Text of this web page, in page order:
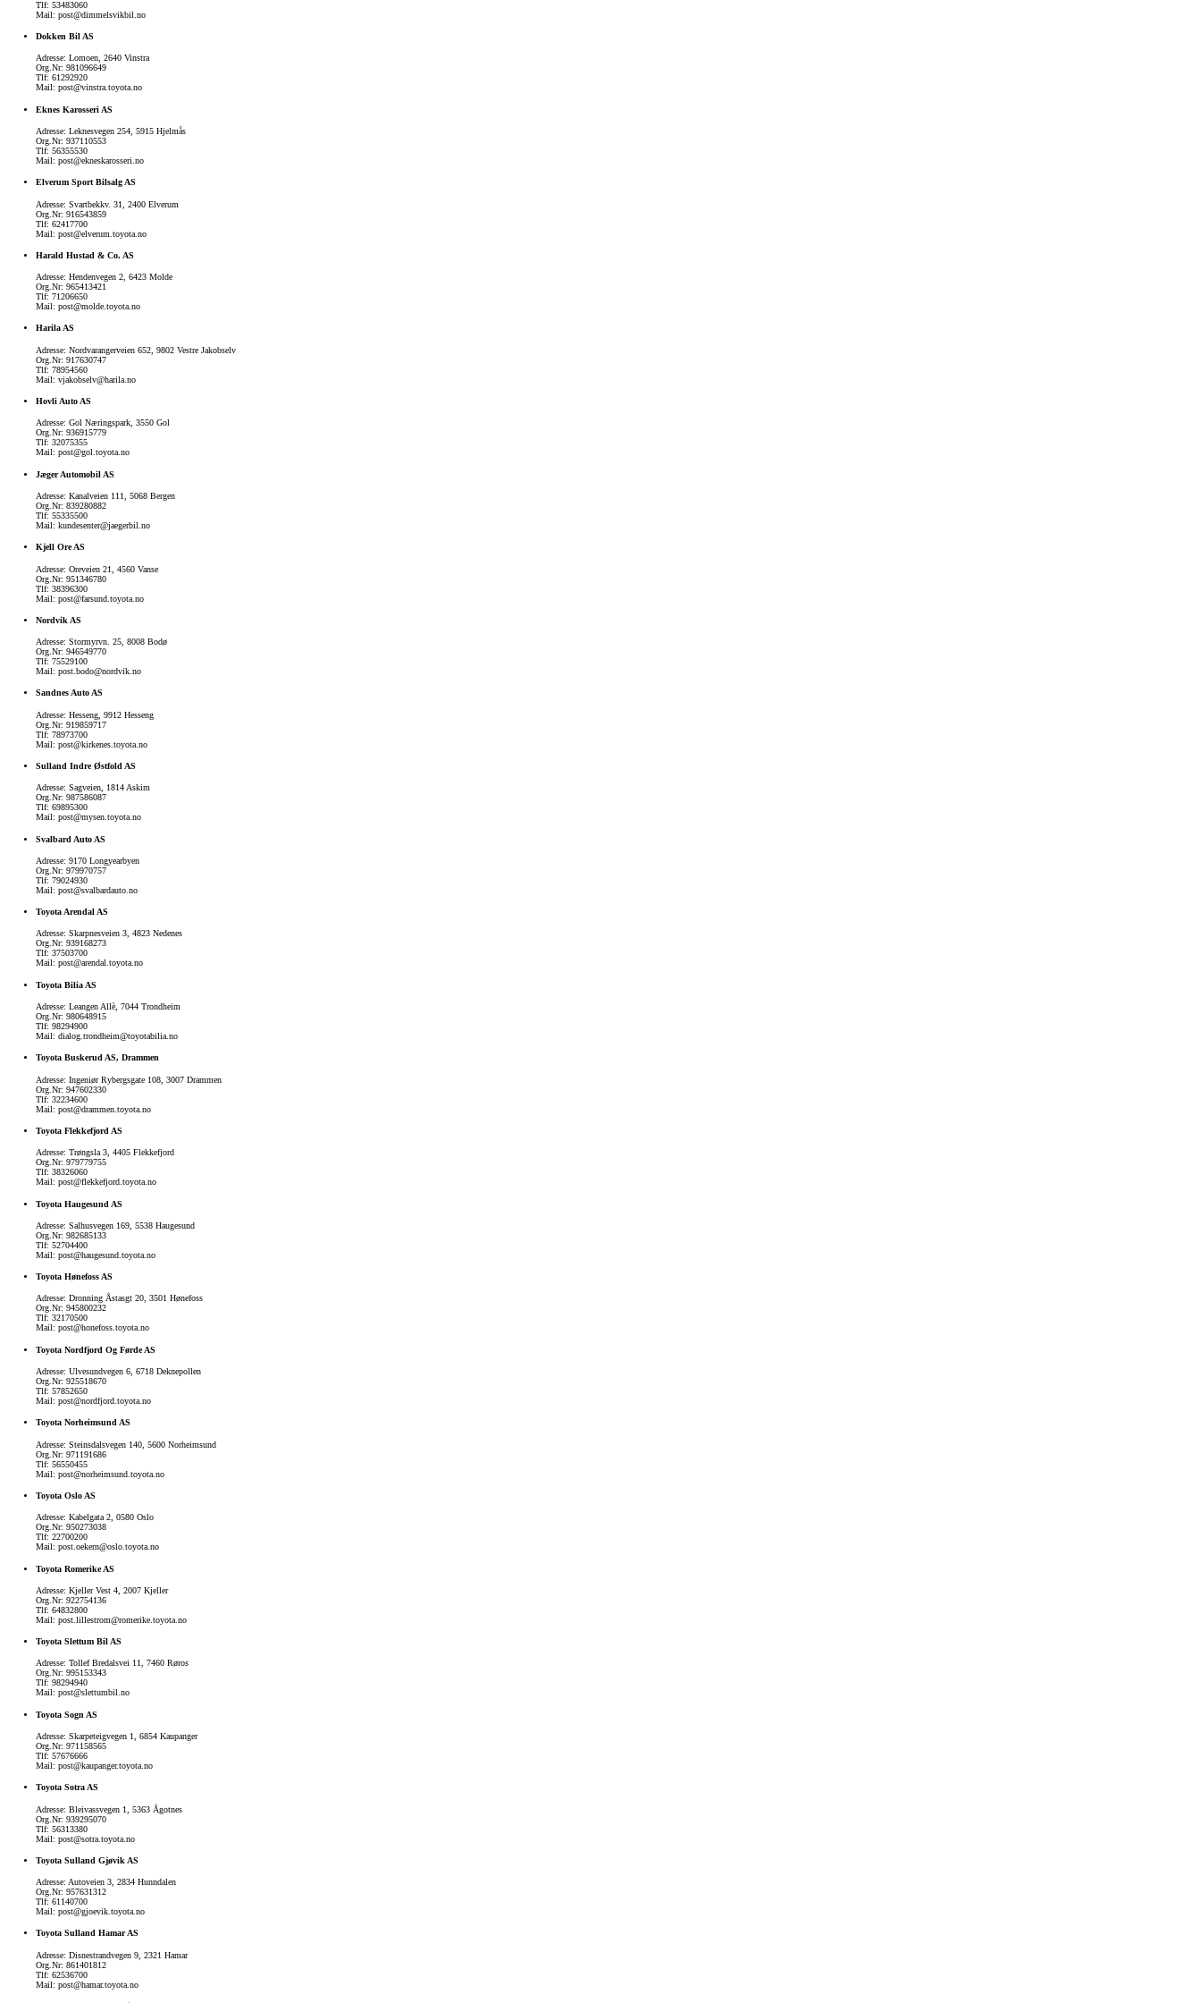
Proace Verso
ELEKTRISK
Tlf: 53483060
Mail: post@dimmelsvikbil.no
Dokken Bil AS
Adresse: Lomoen, 2640 Vinstra
Org.Nr: 981096649
Tlf: 61292920
Mail: post@vinstra.toyota.no
Eknes Karosseri AS
Adresse: Leknesvegen 254, 5915 Hjelmås
Org.Nr: 937110553
Tlf: 56355530
Mail: post@ekneskarosseri.no
Elverum Sport Bilsalg AS
Adresse: Svartbekkv. 31, 2400 Elverum
Org.Nr: 916543859
Tlf: 62417700
Mail: post@elverum.toyota.no
Harald Hustad & Co. AS
Adresse: Hendenvegen 2, 6423 Molde
Org.Nr: 965413421
Tlf: 71206650
Mail: post@molde.toyota.no
Harila AS
Adresse: Nordvarangerveien 652, 9802 Vestre Jakobselv
Org.Nr: 917630747
Tlf: 78954560
Mail: vjakobselv@harila.no
Hovli Auto AS
Adresse: Gol Næringspark, 3550 Gol
Org.Nr: 936915779
Tlf: 32075355
Mail: post@gol.toyota.no
Jæger Automobil AS
Adresse: Kanalveien 111, 5068 Bergen
Org.Nr: 839280882
Tlf: 55335500
Mail: kundesenter@jaegerbil.no
Kjell Ore AS
Adresse: Oreveien 21, 4560 Vanse
Org.Nr: 951346780
Tlf: 38396300
Mail: post@farsund.toyota.no
Nordvik AS
Adresse: Stormyrvn. 25, 8008 Bodø
Org.Nr: 946549770
Tlf: 75529100
Mail: post.bodo@nordvik.no
Sandnes Auto AS
Adresse: Hesseng, 9912 Hesseng
Org.Nr: 919859717
Tlf: 78973700
Mail: post@kirkenes.toyota.no
Sulland Indre Østfold AS
Adresse: Sagveien, 1814 Askim
Org.Nr: 987586087
Tlf: 69895300
Mail: post@mysen.toyota.no
Svalbard Auto AS
Adresse: 9170 Longyearbyen
Org.Nr: 979970757
Tlf: 79024930
Mail: post@svalbardauto.no
Toyota Arendal AS
Adresse: Skarpnesveien 3, 4823 Nedenes
Org.Nr: 939168273
Tlf: 37503700
Mail: post@arendal.toyota.no
Toyota Bilia AS
Adresse: Leangen Allè, 7044 Trondheim
Org.Nr: 980648915
Tlf: 98294900
Mail: dialog.trondheim@toyotabilia.no
Toyota Buskerud AS, Drammen
Adresse: Ingeniør Rybergsgate 108, 3007 Drammen
Org.Nr: 947602330
Tlf: 32234600
Mail: post@drammen.toyota.no
Toyota Flekkefjord AS
Adresse: Trøngsla 3, 4405 Flekkefjord
Org.Nr: 979779755
Tlf: 38326060
Mail: post@flekkefjord.toyota.no
Toyota Haugesund AS
Adresse: Salhusvegen 169, 5538 Haugesund
Org.Nr: 982685133
Tlf: 52704400
Mail: post@haugesund.toyota.no
Toyota Hønefoss AS
Adresse: Dronning Åstasgt 20, 3501 Hønefoss
Org.Nr: 945800232
Tlf: 32170500
Mail: post@honefoss.toyota.no
Toyota Nordfjord Og Førde AS
Adresse: Ulvesundvegen 6, 6718 Deknepollen
Org.Nr: 925518670
Tlf: 57852650
Mail: post@nordfjord.toyota.no
Toyota Norheimsund AS
Adresse: Steinsdalsvegen 140, 5600 Norheimsund
Org.Nr: 971191686
Tlf: 56550455
Mail: post@norheimsund.toyota.no
Toyota Oslo AS
Adresse: Kabelgata 2, 0580 Oslo
Org.Nr: 950273038
Tlf: 22700200
Mail: post.oekern@oslo.toyota.no
Toyota Romerike AS
Adresse: Kjeller Vest 4, 2007 Kjeller
Org.Nr: 922754136
Tlf: 64832800
Mail: post.lillestrom@romerike.toyota.no
Toyota Slettum Bil AS
Adresse: Tollef Bredalsvei 11, 7460 Røros
Org.Nr: 995153343
Tlf: 98294940
Mail: post@slettumbil.no
Toyota Sogn AS
Adresse: Skarpeteigvegen 1, 6854 Kaupanger
Org.Nr: 971158565
Tlf: 57676666
Mail: post@kaupanger.toyota.no
Toyota Sotra AS
Adresse: Bleivassvegen 1, 5363 Ågotnes
Org.Nr: 939295070
Tlf: 56313380
Mail: post@sotra.toyota.no
Toyota Sulland Gjøvik AS
Adresse: Autoveien 3, 2834 Hunndalen
Org.Nr: 957631312
Tlf: 61140700
Mail: post@gjoevik.toyota.no
Toyota Sulland Hamar AS
Adresse: Disnestrandvegen 9, 2321 Hamar
Org.Nr: 861401812
Tlf: 62536700
Mail: post@hamar.toyota.no